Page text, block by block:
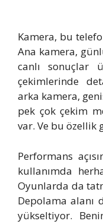
Kamera, bu
Ana kamera,
canlı sonuçlar
çekimlerinde
arka kamera,
pek çok çekim
var. Ve bu özellik
Performans
kullanımda
Oyunlarda da
Depolama alanı
yükseltiyor.